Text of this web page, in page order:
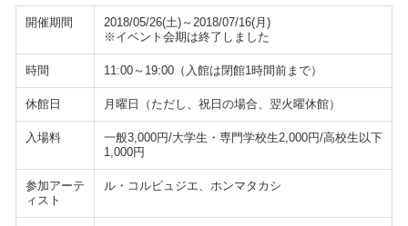
開催期間
2018/05/26(土)～2018/07/16(月)
※イベント会期は終了しました
時間 11:00～19:00（入館は閉館1時間前まで）
休館日 月曜日（ただし、祝日の場合、翌火曜休館）
入場料
一般3,000円/大学生・専門学校生2,000円/高校生以下
1,000円
参加アーテ
ィスト
ル・コルビュジエ、ホンマタカシ